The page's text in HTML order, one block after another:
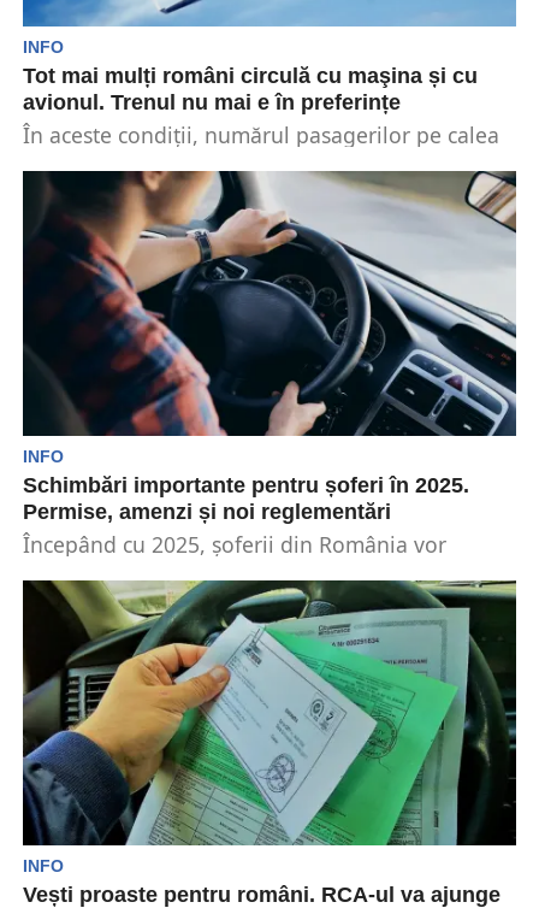
INFO
Tot mai mulți români circulă cu maşina și cu
avionul. Trenul nu mai e în preferințe
În aceste condiţii, numărul pasagerilor pe calea
ale...
INFO
Schimbări importante pentru șoferi în 2025.
Permise, amenzi și noi reglementări
Începând cu 2025, șoferii din România vor
administrative semnificative....
INFO
Vești proaste pentru români. RCA-ul va ajunge